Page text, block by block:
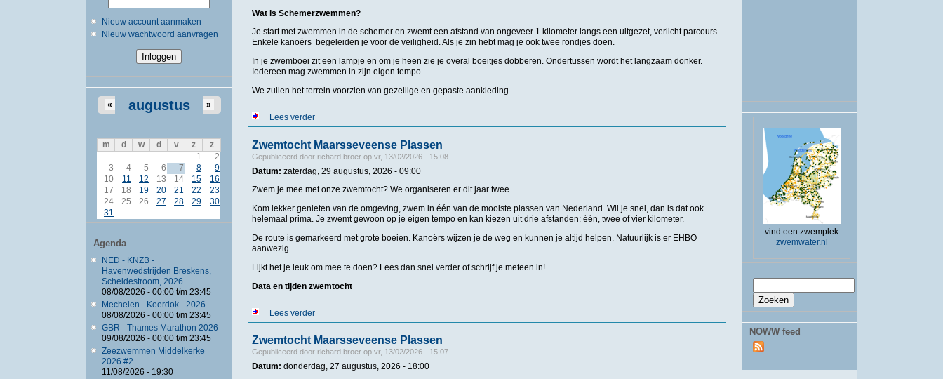
Nieuw account aanmaken
Nieuw wachtwoord aanvragen
augustus
« »
m d w d v z
z
1
2
3
4 5 6 7 8
9
10
11 12 13 14 15
16
17
18 19 20 21 22
23
24
25 26 27 28 29
30
31
Agenda
NED - KNZB -
Havenwedstrijden Breskens,
Scheldestroom, 2026
08/08/2026 - 00:00t/m 23:45
Mechelen - Keerdok - 2026
08/08/2026 - 00:00t/m 23:45
GBR - Thames Marathon 2026
09/08/2026 - 00:00t/m 23:45
Zeezwemmen Middelkerke
2026 #2
11/08/2026 - 19:30
Wat is Schemerzwemmen?
Je start met zwemmen in de schemer en zwemt een afstand van ongeveer 1 kilometer langs een uitgezet, verlicht parcours.
Enkele kanoërs begeleiden je voor de veiligheid. Als je zin hebt mag je ook twee rondjes doen.
In je zwemboei zit een lampje en om je heen zie je overal boeitjes dobberen. Ondertussen wordt het langzaam donker.
Iedereen mag zwemmen in zijn eigen tempo.
We zullen het terrein voorzien van gezellige en gepaste aankleding.
Lees verderover Schemerzwemmen
Zwemtocht Maarsseveense Plassen
Gepubliceerd door richard broerop vr, 13/02/2026 - 15:08
Datum: zaterdag, 29 augustus, 2026 - 09:00
Zwem je mee met onze zwemtocht? We organiseren er dit jaar twee.
Kom lekker genieten van de omgeving, zwem in één van de mooiste plassen van Nederland. Wil je snel, dan is dat ook
helemaal prima. Je zwemt gewoon op je eigen tempo en kan kiezen uit drie afstanden: één, twee of vier kilometer.
De route is gemarkeerd met grote boeien. Kanoërs wijzen je de weg en kunnen je altijd helpen. Natuurlijk is er EHBO
aanwezig.
Lijkt het je leuk om mee te doen? Lees dan snel verder of schrijf je meteen in!
Data en tijden zwemtocht
Lees verderover Zwemtocht Maarsseveense Plassen
Zwemtocht Maarsseveense Plassen
Gepubliceerd door richard broerop vr, 13/02/2026 - 15:07
Datum: donderdag, 27 augustus, 2026 - 18:00
vind een zwemplek
zwemwater.nl
Zoekveld
NOWW feed